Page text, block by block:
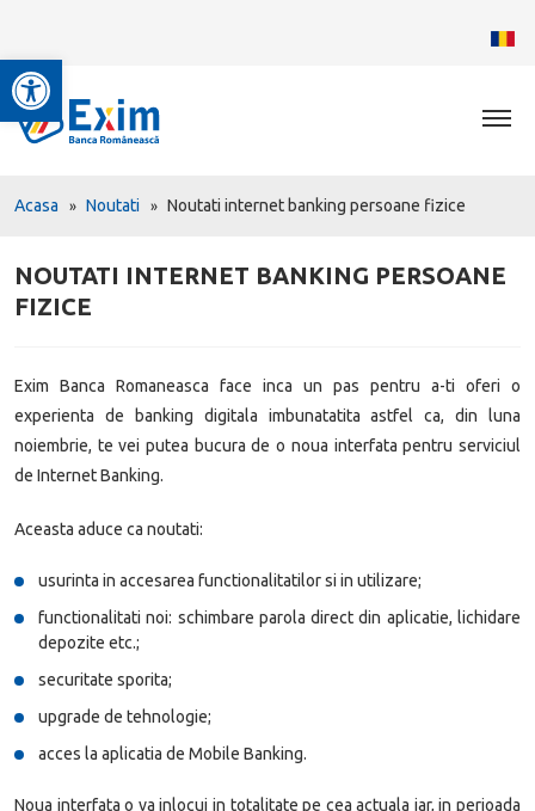
Deschide bara de unelte
Acasa Noutati Noutati internet banking persoane fizice
NOUTATI INTERNET BANKING PERSOANE
FIZICE
Exim Banca Romaneasca face inca un pas pentru a-ti oferi o
experienta de banking digitala imbunatatita astfel ca, din luna
noiembrie, te vei putea bucura de o noua interfata pentru serviciul
de Internet Banking.
Aceasta aduce ca noutati:
usurinta in accesarea functionalitatilor si in utilizare;
functionalitati noi: schimbare parola direct din aplicatie, lichidare
depozite etc.;
securitate sporita;
upgrade de tehnologie;
acces la aplicatia de Mobile Banking.
Noua interfata o va inlocui in totalitate pe cea actuala iar, in perioada